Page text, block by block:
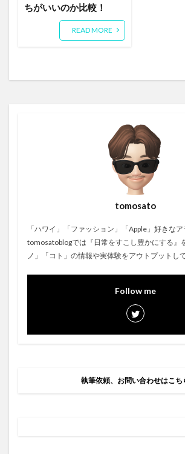
ちがいいのか比較！
READ MORE
tomosato
「ハワイ」「ファッション」「Apple」好きなア
tomosatoblogでは『日常をすこし豊かにする』
ノ」「コト」の情報や実体験をアウトプットし
Follow me
執筆依頼、お問い合わせはこち